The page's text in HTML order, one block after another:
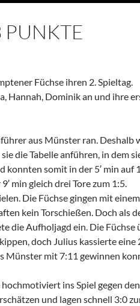
PUNKTE
Füchse ihren 2. Spieltag.
Hannah, Dominik an und ihre
aus Münster ran. Deshalb
die Tabelle anführen, in dem
konnten somit in der 5′ min
min gleich drei Tore zum 1:5.
Die Füchse gingen mit
kein Torschießen. Doch als
die Aufholjagd ein. Die
doch Julius kassierte
Münster mit 7:11 gewinnen
ins Spiel gegen
und lagen schnell 3:0